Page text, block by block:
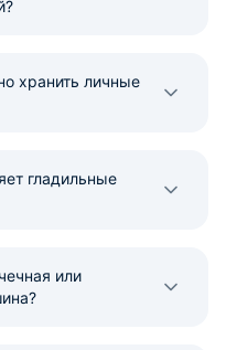
хранить личные
гладильные
или